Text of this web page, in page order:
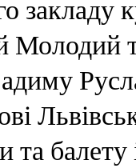
закладу
Молодий
та